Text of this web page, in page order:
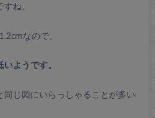
ね。
なので、
ようです。
じ図にいらっしゃることが多い